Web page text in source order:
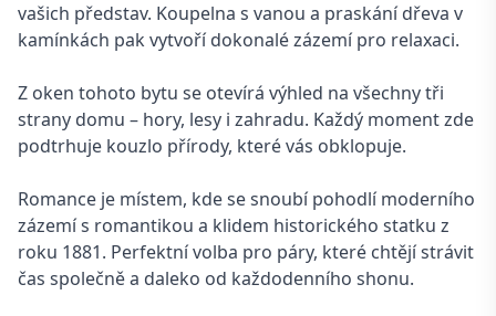
vašich představ. Koupelna s vanou a praskání dřeva v
kamínkách pak vytvoří dokonalé zázemí pro relaxaci.
Z oken tohoto bytu se otevírá výhled na všechny tři
strany domu – hory, lesy i zahradu. Každý moment zde
podtrhuje kouzlo přírody, které vás obklopuje.
Romance je místem, kde se snoubí pohodlí moderního
zázemí s romantikou a klidem historického statku z
roku 1881. Perfektní volba pro páry, které chtějí strávit
čas společně a daleko od každodenního shonu.